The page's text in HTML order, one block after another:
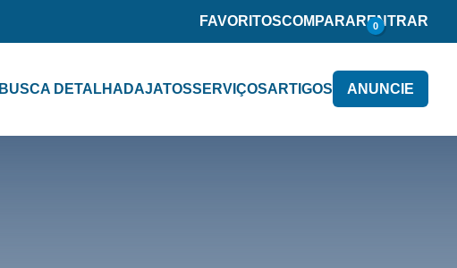
FAVORITOSCOMPARAR 0
ENTRAR
BUSCA DETALHADAJATOSSERVIÇOSARTIGOS ANUNCIE